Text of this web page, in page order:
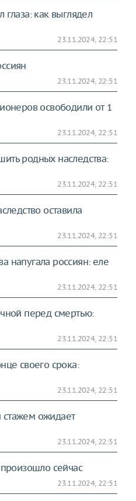
глаза: как выглядел
23.11.2024, 22:51
23.11.2024, 22:51
освободили от 1
23.11.2024, 22:51
родных наследства:
23.11.2024, 22:51
оставила
23.11.2024, 22:51
напугала россиян: еле
23.11.2024, 22:51
перед смертью:
23.11.2024, 22:51
своего срока:
23.11.2024, 22:51
ожидает
23.11.2024, 22:51
сейчас
23.11.2024, 22:51